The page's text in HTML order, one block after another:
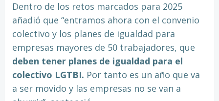
Dentro de los retos marcados para 2025
añadió que “entramos ahora con el convenio
colectivo y los planes de igualdad para
empresas mayores de 50 trabajadores, que
deben tener planes de igualdad para el
colectivo LGTBI. Por tanto es un año que va
a ser movido y las empresas no se van a